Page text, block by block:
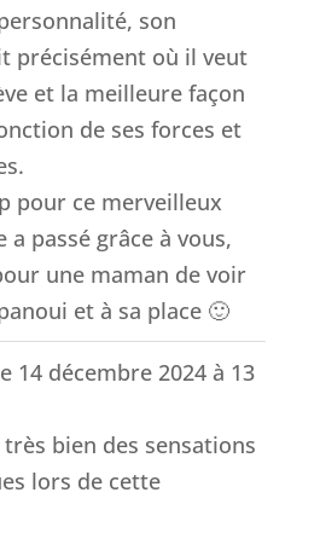
son
précisément où il veut
et la meilleure façon
de ses forces et
pour ce merveilleux
passé grâce à vous,
une maman de voir
et à sa place 🙂
14 décembre 2024 à 13
très bien des sensations
lors de cette